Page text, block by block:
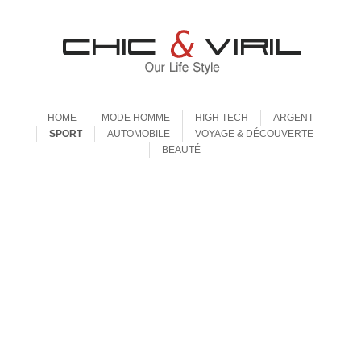
HOME
MODE HOMME HIGH TECH
ARGENT
SPORT
AUTOMOBILE
VOYAGE & DÉCOUVERTE
BEAUTÉ